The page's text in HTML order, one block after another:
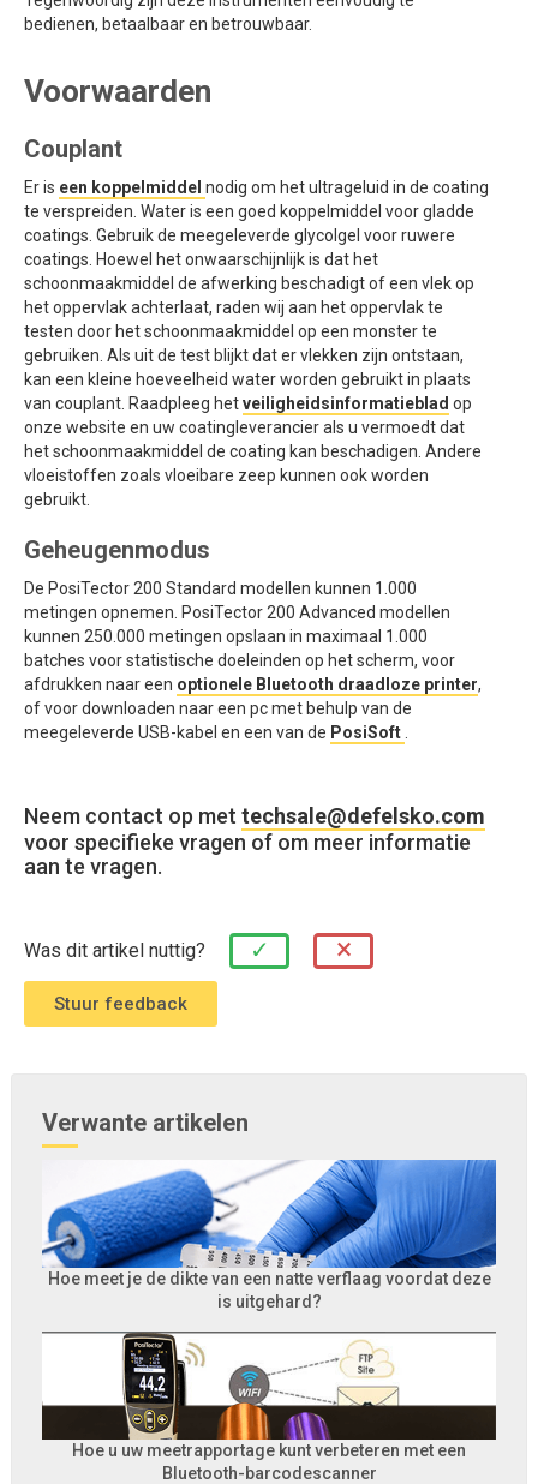
bedienen, betaalbaar en betrouwbaar.
Voorwaarden
Couplant
Er is een koppelmiddel nodig om het ultrageluid in de coating
te verspreiden. Water is een goed koppelmiddel voor gladde
coatings. Gebruik de meegeleverde glycolgel voor ruwere
coatings. Hoewel het onwaarschijnlijk is dat het
schoonmaakmiddel de afwerking beschadigt of een vlek op
het oppervlak achterlaat, raden wij aan het oppervlak te
testen door het schoonmaakmiddel op een monster te
gebruiken. Als uit de test blijkt dat er vlekken zijn ontstaan,
kan een kleine hoeveelheid water worden gebruikt in plaats
van couplant. Raadpleeg hetveiligheidsinformatieblad op
onze website en uw coatingleverancier als u vermoedt dat
het schoonmaakmiddel de coating kan beschadigen. Andere
vloeistoffen zoals vloeibare zeep kunnen ook worden
gebruikt.
Geheugenmodus
De PosiTector 200 Standard modellen kunnen 1.000
metingen opnemen. PosiTector 200 Advanced modellen
kunnen 250.000 metingen opslaan in maximaal 1.000
batches voor statistische doeleinden op het scherm, voor
afdrukken naar een optionele Bluetooth draadloze printer,
of voor downloaden naar een pc met behulp van de
meegeleverde USB-kabel en een van de PosiSoft
Neem contact op met techsale@defelsko.com
voor specifieke vragen of om meer informatie
aan te vragen.
Was dit artikel nuttig? ✓ ×
Verwante artikelen
Hoe meet je de dikte van een natte verflaag voordat deze
is uitgehard?
Hoe u uw meetrapportage kunt verbeteren met een
Bluetooth-barcodescanner